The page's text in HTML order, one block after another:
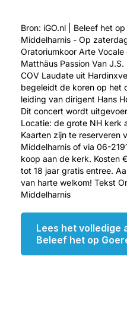
Bron: iGO.nl | Beleef het
Middelharnis - Op
Oratoriumkoor Arte
Matthäus Passion Van
COV Laudate uit
begeleidt de koren op het
leiding van dirigent Hans
Dit concert wordt
Locatie: de grote NH kerk
Kaarten zijn te reserveren
Middelharnis of via 06-
koop aan de kerk. Kosten
tot 18 jaar gratis entree.
van harte welkom! Tekst
Middelharnis
Lees het volledige
Beleef het op